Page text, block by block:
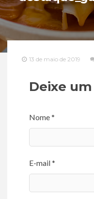
13 de maio de 2019
Deixe
Nome *
E-mail *